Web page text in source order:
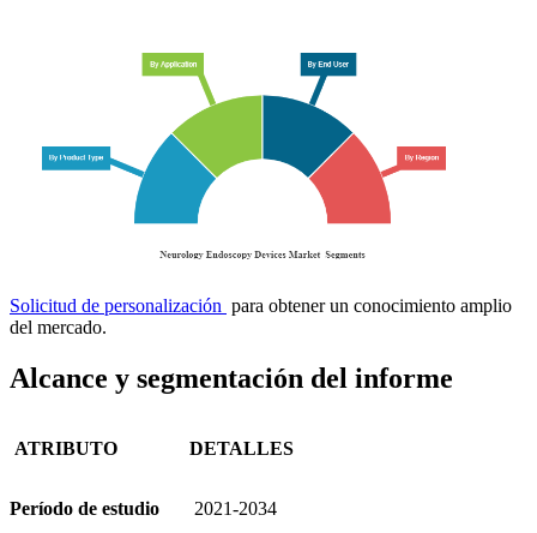
Solicitud de personalización para obtener un conocimiento amplio
del mercado.
Alcance y segmentación del informe
ATRIBUTO DETALLES
Período de estudio 2021-2034